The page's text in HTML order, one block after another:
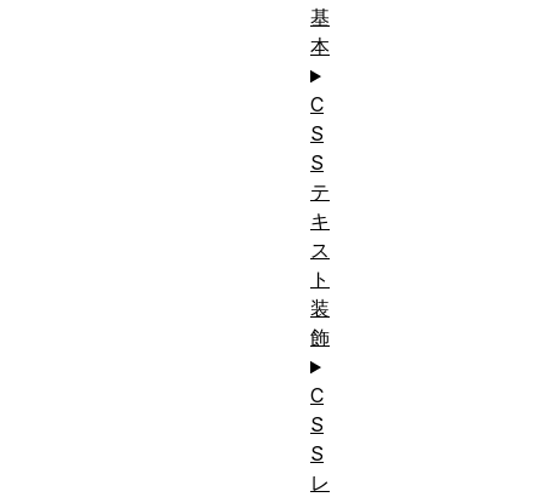
基
本
C
S
S
テ
キ
ス
ト
装
飾
C
S
S
レ